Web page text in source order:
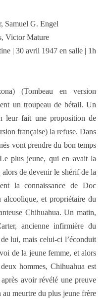
Samuel G. Engel
Victor Mature
| 30 avril 1947 en salle | 1h
(Tombeau en version
un troupeau de bétail. Un
leur fait une proposition de
française) la refuse. Dans
vont prendre du bon temps
plus jeune, qui en avait la
de devenir le shérif de la
la connaissance de Doc
et propriétaire du
Chihuahua. Un matin,
ancienne infirmière du
lui, mais celui-ci l’éconduit
de la jeune femme, et alors
hommes, Chihuahua est
avoir révélé une preuve
meurtre du plus jeune frère